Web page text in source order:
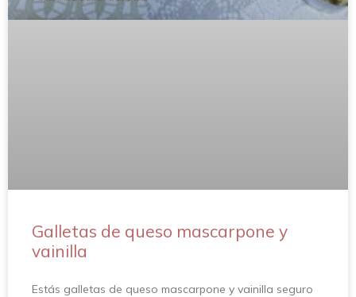
Galletas de queso mascarpone y
vainilla
Estás galletas de queso mascarpone y vainilla seguro